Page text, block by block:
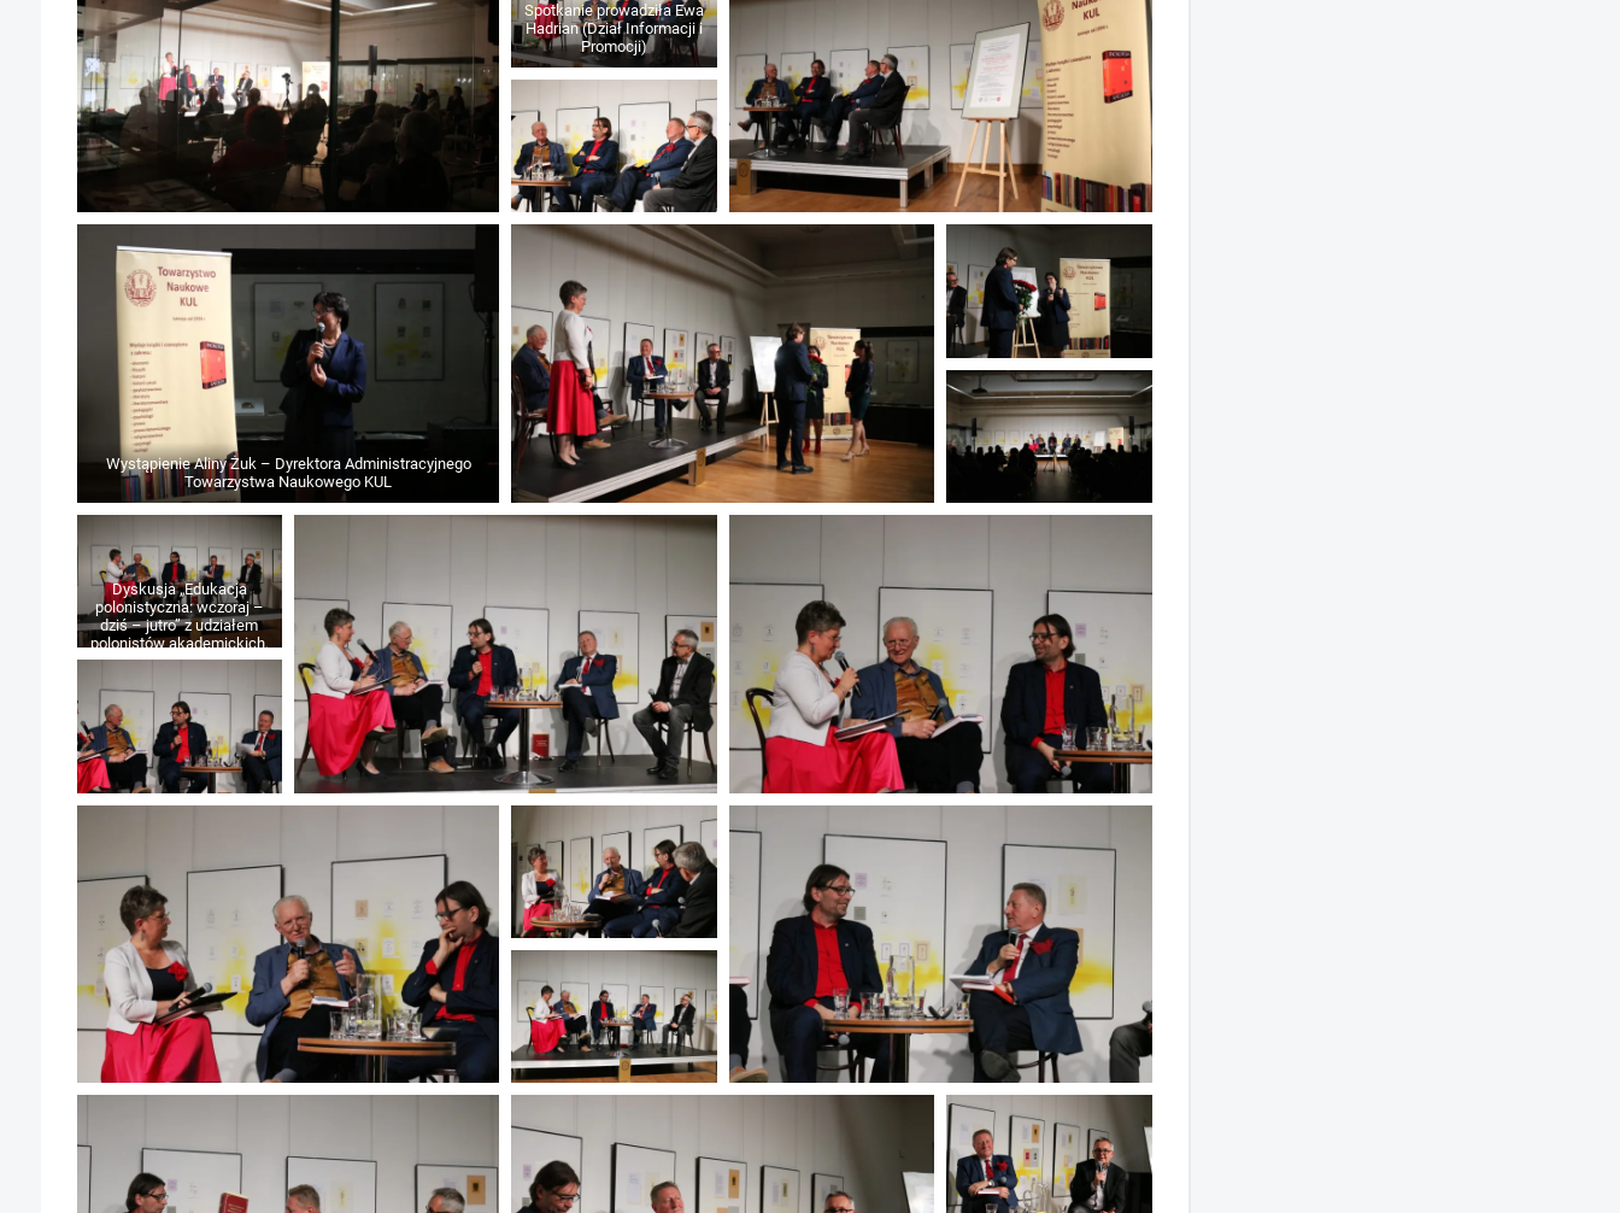
Spotkanie prowadziła Ewa
Hadrian (Dział Informacji i
Promocji)
Wystąpienie Aliny Żuk – Dyrektora Administracyjnego
Towarzystwa Naukowego KUL
Dyskusja „Edukacja
polonistyczna: wczoraj –
dziś – jutro” z udziałem
polonistów akademickich,
m.in. prof. Krzysztofa
(Uniwersytet Jagielloński,
Instytut badan
Edukacyjnych w
Warszawie), prof. Jerzego
Bartmińskiego (UMCS)
oraz prof. Sławomira
Jacka Żurka (KUL) oraz
Łopacińskiego,
wiceministra edukacji w
latach 2001–2003, 2012–
2015